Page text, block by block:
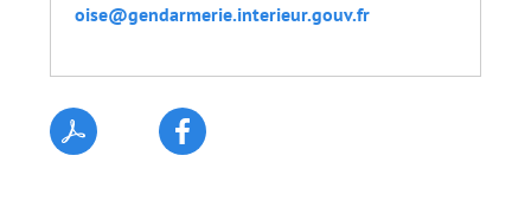
oise@gendarmerie.interieur.gouv.fr